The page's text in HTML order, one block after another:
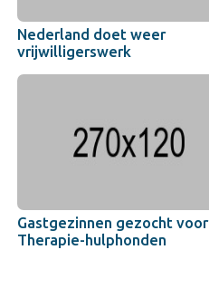
Nederland doet weer
vrijwilligerswerk
Gastgezinnen gezocht voor
Therapie-hulphonden